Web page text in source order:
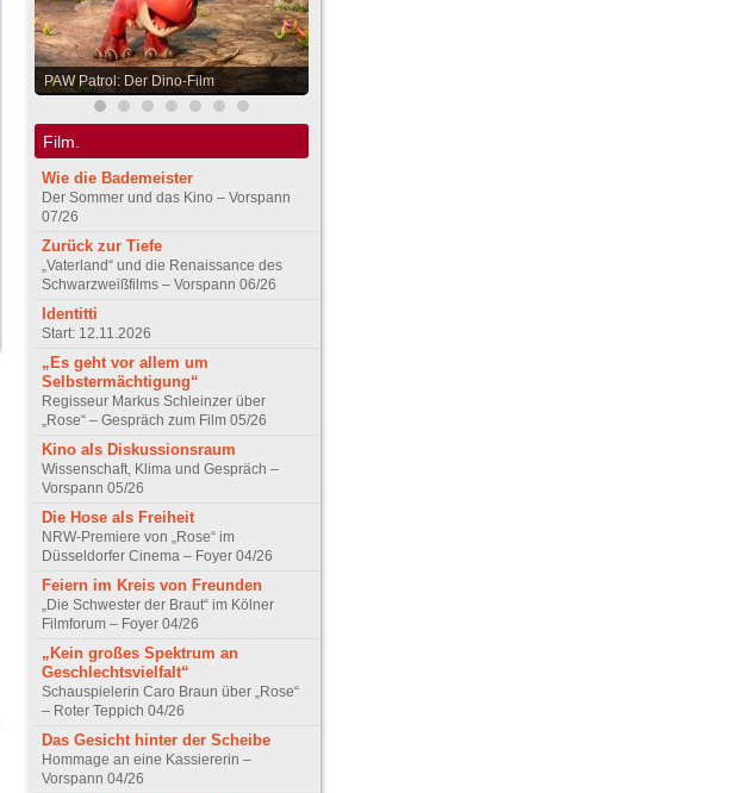
PAW Patrol: Der Dino-Film
Film.
Wie die Bademeister
Der Sommer und das Kino – Vorspann
07/26
Zurück zur Tiefe
„Vaterland“ und die Renaissance des
Schwarzweißfilms – Vorspann 06/26
Identitti
Start: 12.11.2026
„Es geht vor allem um
Selbstermächtigung“
Regisseur Markus Schleinzer über
„Rose“ – Gespräch zum Film 05/26
Kino als Diskussionsraum
Wissenschaft, Klima und Gespräch –
Vorspann 05/26
Die Hose als Freiheit
NRW-Premiere von „Rose“ im
Düsseldorfer Cinema – Foyer 04/26
Feiern im Kreis von Freunden
„Die Schwester der Braut“ im Kölner
Filmforum – Foyer 04/26
„Kein großes Spektrum an
Geschlechtsvielfalt“
Schauspielerin Caro Braun über „Rose“
– Roter Teppich 04/26
Das Gesicht hinter der Scheibe
Hommage an eine Kassiererin –
Vorspann 04/26